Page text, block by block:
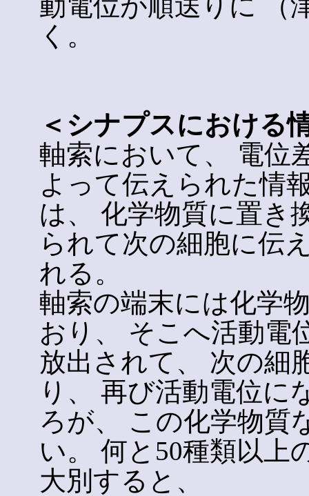
く。
＜シナプスにおける
軸索において、 電位
よって伝えられた情
は、 化学物質に置き
られて次の細胞に伝
れる。
軸索の端末には化学
おり、 そこへ活動電
放出されて、 次の細
り、 再び活動電位に
ろが、 この化学物質
い。 何と50種類以上
大別すると、